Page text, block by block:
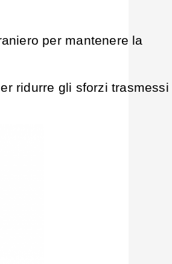
per mantenere la
ridurre gli sforzi trasmessi